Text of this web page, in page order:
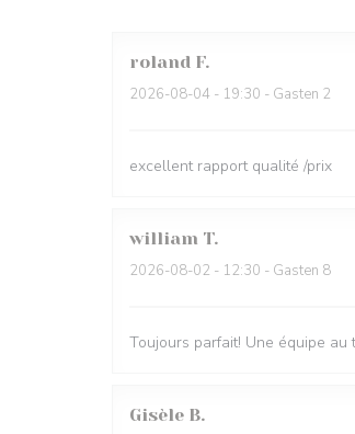
roland F
2026-08-04 - 19:30 - Gasten 2
excellent rapport qualité /prix
william T
2026-08-02 - 12:30 - Gasten 8
Toujours parfait! Une équipe au
Gisèle B